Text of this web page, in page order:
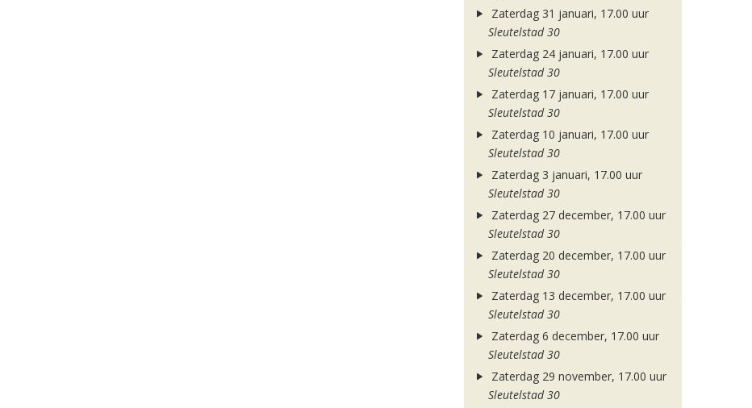
Zaterdag 31 januari, 17.00 uur
Sleutelstad 30
Zaterdag 24 januari, 17.00 uur
Sleutelstad 30
Zaterdag 17 januari, 17.00 uur
Sleutelstad 30
Zaterdag 10 januari, 17.00 uur
Sleutelstad 30
Zaterdag 3 januari, 17.00 uur
Sleutelstad 30
Zaterdag 27 december, 17.00 uur
Sleutelstad 30
Zaterdag 20 december, 17.00 uur
Sleutelstad 30
Zaterdag 13 december, 17.00 uur
Sleutelstad 30
Zaterdag 6 december, 17.00 uur
Sleutelstad 30
Zaterdag 29 november, 17.00 uur
Sleutelstad 30